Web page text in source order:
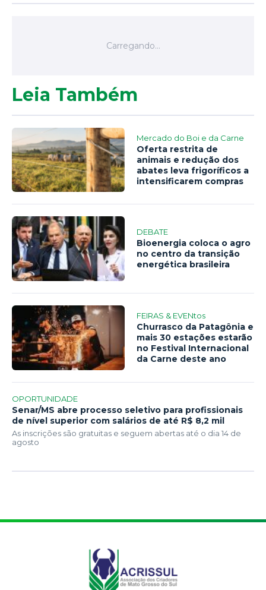
Leia Também
Mercado do Boi e da Carne
Oferta restrita de
animais e redução dos
abates leva frigoríficos a
intensificarem compras
DEBATE
Bioenergia coloca o agro
no centro da transição
energética brasileira
FEIRAS & EVENtos
Churrasco da Patagônia e
mais 30 estações estarão
no Festival Internacional
da Carne deste ano
OPORTUNIDADE
Senar/MS abre processo seletivo para profissionais
de nível superior com salários de até R$ 8,2 mil
As inscrições são gratuitas e seguem abertas até o dia 14 de
agosto